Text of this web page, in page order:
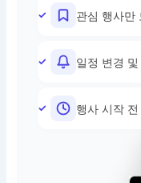
관심 행사만
일정 변경
행사 시작